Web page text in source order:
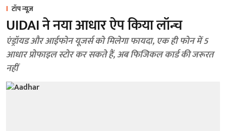
टॉप न्यूज़
UIDAI ने नया आधार ऐप किया लॉन्च
एंड्रॉयड और आईफोन यूजर्स को मिलेगा फायदा, एक ही फोन में 5
आधार प्रोफाइल स्टोर कर सकते हैं, अब फिजिकल कार्ड की जरूरत
नहीं